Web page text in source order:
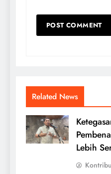
Related News
Lebih